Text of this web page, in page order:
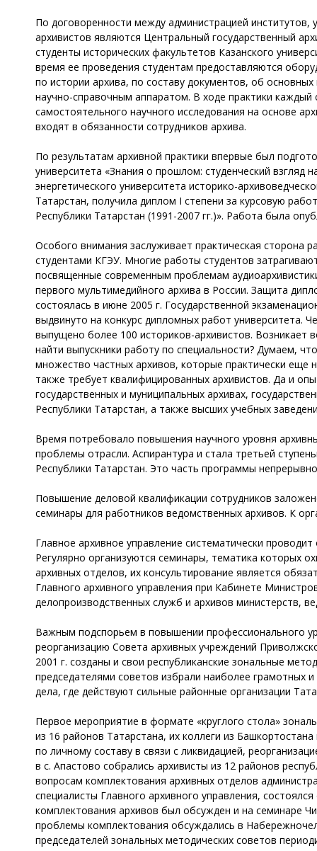
По договоренности между администрацией
архивистов являются Центральный государственный
студенты исторических факультетов Казанского
время ее проведения студентам предоставляются
по истории архива, по составу документов, об
научно-справочным аппаратом. В ходе практики
самостоятельного научного исследования на основе
входят в обязанности сотрудников архива.
По результатам архивной практики впервые был
университета «Знания о прошлом: студенческий взгляд
энергетического университета историко-
Татарстан, получила диплом I степени за курсовую
Республики Татарстан (1991-2007 гг.)». Работа была
Особого внимания заслуживает практическая сторона
студентами КГЭУ. Многие работы студентов
посвященные современным проблемам
первого мультимедийного архива в России. Защита
состоялась в июне 2005 г. Государственной
выдвинуто на конкурс дипломных работ университета.
выпущено более 100 историков-архивистов. Возникает
найти выпускники работу по специальности? Думаем,
множество частных архивов, которые практически
также требует квалифицированных архивистов. Да и
государственных и муниципальных архивах,
Республики Татарстан, а также высших учебных
Время потребовало повышения научного уровня
проблемы отрасли. Аспирантура и стала третьей
Республики Татарстан. Это часть программы
Повышение деловой квалификации сотрудников
семинары для работников ведомственных архивов. К
Главное архивное управление систематически
Регулярно организуются семинары, тематика которых
архивных отделов, их консультирование является
Главного архивного управления при Кабинете
делопроизводственных служб и архивов министерств,
Важным подспорьем в повышении профессионального
реорганизацию Совета архивных учреждений
2001 г. созданы и свои республиканские зональные
председателями советов избрали наиболее грамотных
дела, где действуют сильные районные организации
Первое мероприятие в формате «круглого стола»
из 16 районов Татарстана, их коллеги из
по личному составу в связи с ликвидацией,
в с. Апастово собрались архивисты из 12 районов
вопросам комплектования архивных отделов
специалисты Главного архивного управления,
комплектования архивов был обсужден и на семинаре
проблемы комплектования обсуждались в
председателей зональных методических советов